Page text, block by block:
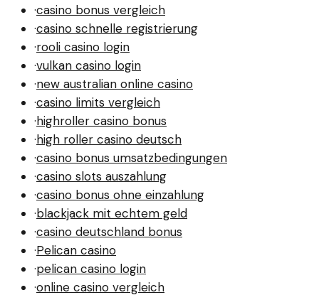
·casino bonus vergleich
·casino schnelle registrierung
·rooli casino login
·vulkan casino login
·new australian online casino
·casino limits vergleich
·highroller casino bonus
·high roller casino deutsch
·casino bonus umsatzbedingungen
·casino slots auszahlung
·casino bonus ohne einzahlung
·blackjack mit echtem geld
·casino deutschland bonus
·Pelican casino
·pelican casino login
·online casino vergleich